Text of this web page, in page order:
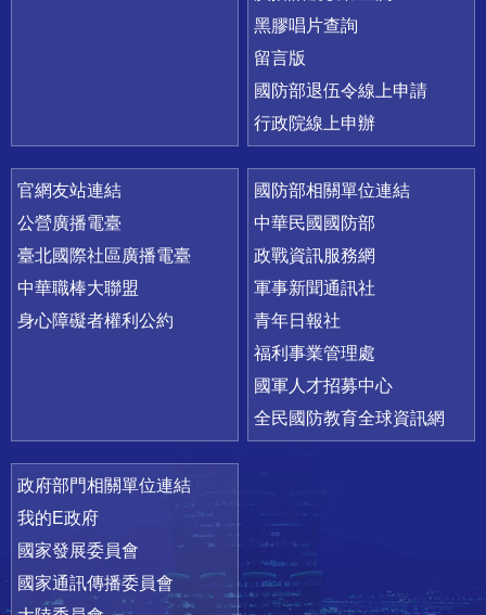
黑膠唱片查詢
留言版
國防部退伍令線上申請
行政院線上申辦
官網友站連結
公營廣播電臺
臺北國際社區廣播電臺
中華職棒大聯盟
身心障礙者權利公約
國防部相關單位連結
中華民國國防部
政戰資訊服務網
軍事新聞通訊社
青年日報社
福利事業管理處
國軍人才招募中心
全民國防教育全球資訊網
政府部門相關單位連結
我的E政府
國家發展委員會
國家通訊傳播委員會